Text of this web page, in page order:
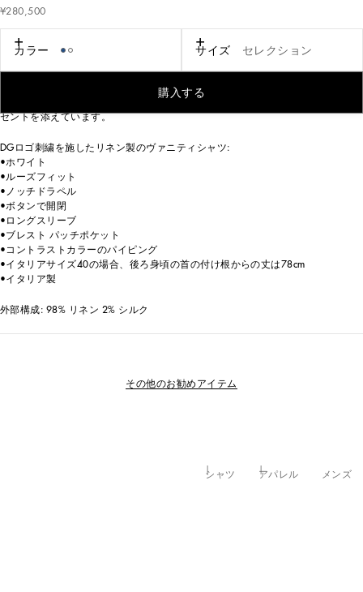
カラー サイズ セレクション
¥280,500
購入する
ー）」は、ゆったりとしたフィット感とモダンな感性を融合し、1950年代のス
タイルを再解釈しています。上質な素材で仕立てたクラシックなホワイトシャ
ツやテーラードスーツは、レトロなグラフィックを未来的にアレンジした遊び
心あふれるTシャツやカジュアルなデニムとのコントラストによりフレッシュな
印象が生まれます。チェスボード、キャット、エレガントなライター、地中海
ブルーのリボンといった大胆なプリントと、ネクタイからインスピレーション
を得たジャカード織りのロゴが、イタリアのホリデー スタイルに現代的なアク
セントを添えています。
DGロゴ刺繍を施したリネン製のヴァニティシャツ:
•ホワイト
•ルーズフィット
•ノッチドラペル
•ボタンで開閉
•ロングスリーブ
•ブレスト パッチポケット
•コントラストカラーのパイピング
•イタリアサイズ40の場合、後ろ身頃の首の付け根からの丈は78cm
•イタリア製
外部構成: 98% リネン 2% シルク
その他のお勧めアイテム
メンズ
アパレル
シャツ